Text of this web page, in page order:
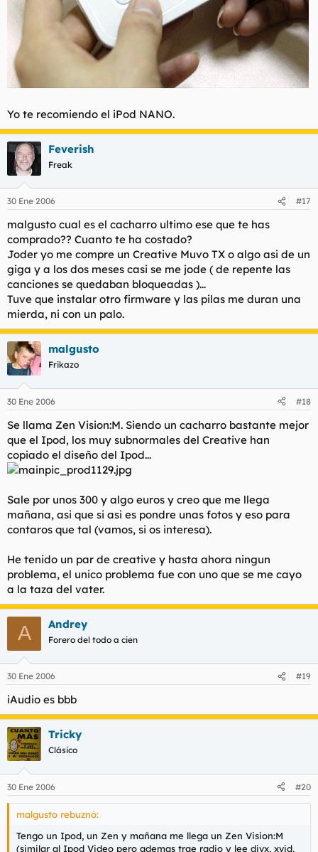
Yo te recomiendo el iPod NANO.
Feverish
Freak
30 Ene 2006 #17
malgusto cual es el cacharro ultimo ese que te has
comprado?? Cuanto te ha costado?
Joder yo me compre un Creative Muvo TX o algo asi de un
giga y a los dos meses casi se me jode ( de repente las
canciones se quedaban bloqueadas )...
Tuve que instalar otro firmware y las pilas me duran una
mierda, ni con un palo.
malgusto
Frikazo
30 Ene 2006 #18
Se llama Zen Vision:M. Siendo un cacharro bastante mejor
que el Ipod, los muy subnormales del Creative han
copiado el diseño del Ipod...
Sale por unos 300 y algo euros y creo que me llega
mañana, asi que si asi es pondre unas fotos y eso para
contaros que tal (vamos, si os interesa).
He tenido un par de creative y hasta ahora ningun
problema, el unico problema fue con uno que se me cayo
a la taza del vater.
A Andrey
Forero del todo a cien
30 Ene 2006 #19
iAudio es bbb
Tricky
Clásico
30 Ene 2006 #20
malgusto rebuznó:
Tengo un Ipod, un Zen y mañana me llega un Zen Vision:M
(similar al Ipod Video pero ademas trae radio y lee divx, xvid,